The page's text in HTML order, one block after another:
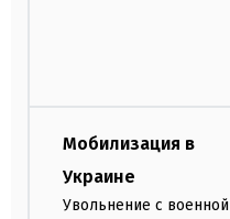
Мобилизация в
Украине
Увольнение с военной